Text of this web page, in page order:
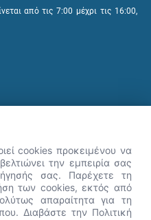
από τις 7:00 μέχρι τις 16:00,
Είμαι η Νόησις.
μπορώ να σε βοηθήσω
cookies προκειμένου να
την εμπειρία σας
σας. Παρέχετε τη
των cookies, εκτός από
απαραίτητα για τη
Διαβάστε την Πολιτική